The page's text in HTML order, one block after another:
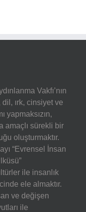
Vakfı’nın
dil, ırk, cinsiyet ve
yapmaksızın,
amaçlı sürekli bir
oluşturmaktır.
“Evrensel İnsan
ile insanlık
ele almaktır.
ve değişen
ile